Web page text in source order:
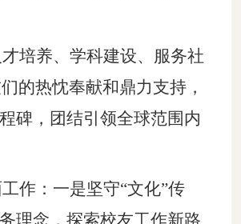
才培养、学科建设、 服务社
的热忱奉献和鼎力支持 ，
碑， 团结引领全球范围内
作：一是坚守“文化”传
理念，探索校友工作新路